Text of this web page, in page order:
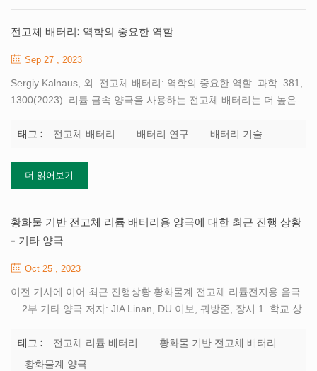
런 다음 밀봉된 파이프라인을 통해 정량 펌프를 통해 일정량을 슬러
리 준비 혼합기로 전달합니다. 도전제 SP를 첨가하고 ...
전고체 배터리: 역학의 중요한 역할
Sep 27 , 2023
Sergiy Kalnaus, 외. 전고체 배터리: 역학의 중요한 역할. 과학. 381,
1300(2023). 리튬 금속 양극을 사용하는 전고체 배터리는 더 높은
공할 수 있는 잠재력을 가지고 있습니다. 대부분의 연구는 재료와 인
을 유지하기 위한 전기화학적 안정성만큼 중요합니다. 이 검토에서
는 정상 및 확장된 배터리 사이클링으로 인해 발생하는 스트레스와
태그 : 전고체 배터리 배터리 연구 배터리 기술
더 읽어보기
황화물 기반 전고체 리튬 배터리용 양극에 대한 최근 진행 상황
- 기타 양극
Oct 25 , 2023
이전 기사에 이어 최근 진행상황 황화물계 전고체 리튬전지용 음극
... 2부 기타 양극 저자: JIA Linan, DU 이보, 궈방준, 장시 1. 학교 상
New Energy Technology Co., LTD. , 상하이 201306, 중국 리튬합
금 음극 심각한 계면부반응으로 인해, 순수한 리튬은 황화물 고체 전
태그 : 전고체 리튬 배터리
황화물 기반 전고체 배터리
황화물계 양극